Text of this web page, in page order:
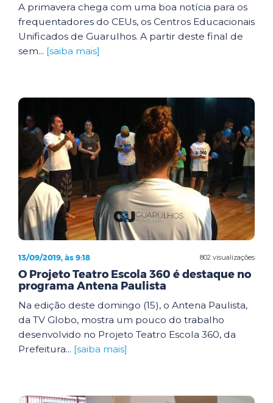
A primavera chega com uma boa notícia para os
frequentadores do CEUs, os Centros Educacionais
Unificados de Guarulhos. A partir deste final de
sem... [saiba mais]
802 visualizações
13/09/2019, às 9:18
O Projeto Teatro Escola 360 é destaque no
programa Antena Paulista
Na edição deste domingo (15), o Antena Paulista,
da TV Globo, mostra um pouco do trabalho
desenvolvido no Projeto Teatro Escola 360, da
Prefeitura... [saiba mais]